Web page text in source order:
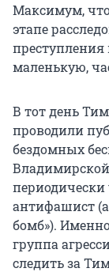
Максимум,
этапе
маленькую,
В тот день
проводили
бездомных
периодически
антифашист
бомб»).
группа
следить за